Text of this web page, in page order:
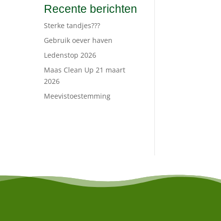
Recente berichten
Sterke tandjes???
Gebruik oever haven
Ledenstop 2026
Maas Clean Up 21 maart
2026
Meevistoestemming